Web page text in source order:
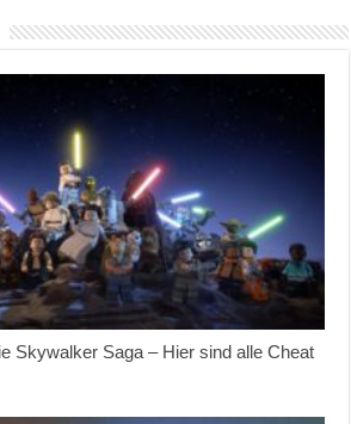
Skywalker Saga – Hier sind alle Cheat